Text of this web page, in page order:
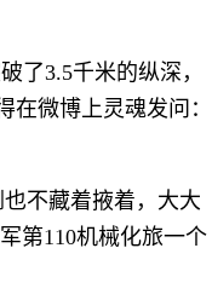
了3.5千米的纵深，
微博上灵魂发问：
不藏着掖着，大大
第110机械化旅一个